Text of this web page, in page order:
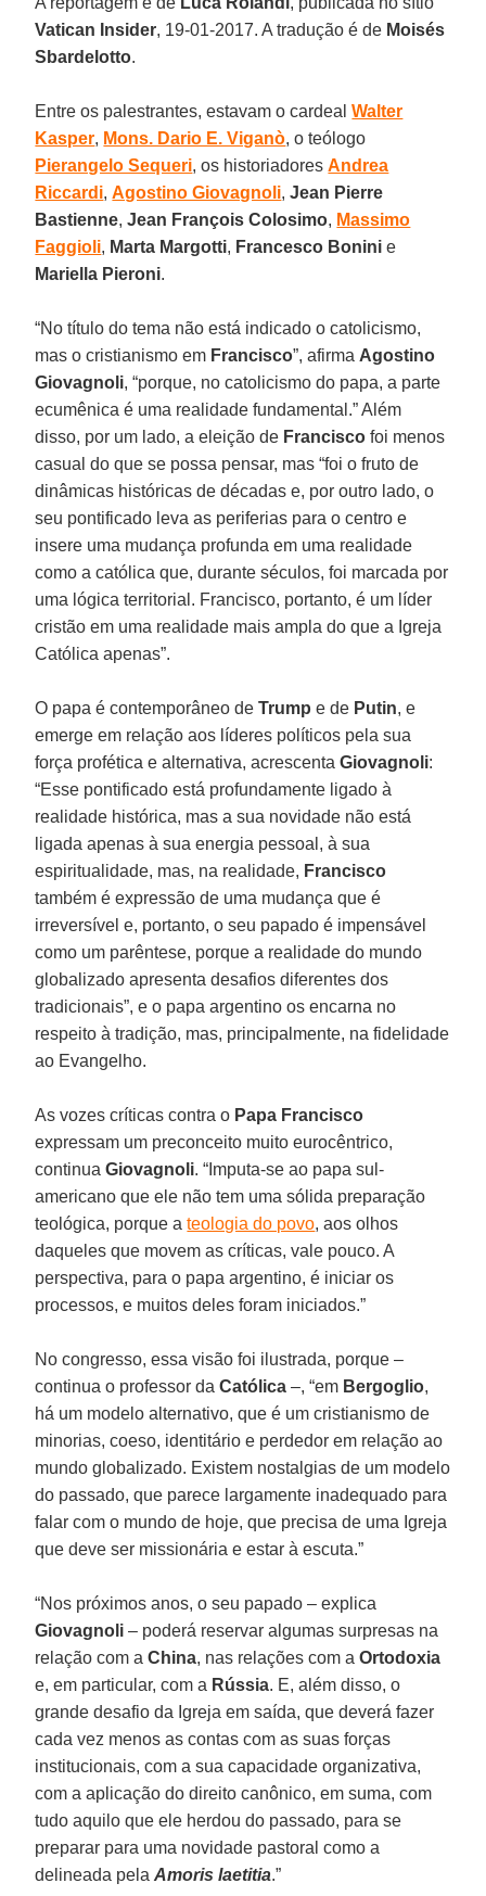
Vatican Insider, 19-01-2017. A tradução é de Moisés
Sbardelotto.
Entre os palestrantes, estavam o cardealWalter
Kasper, Mons. Dario E. Viganò, o teólogo
Pierangelo Sequeri, os historiadoresAndrea
Riccardi,Agostino Giovagnoli,Jean Pierre
Bastienne,Jean François Colosimo, Massimo
Faggioli, Marta Margotti, Francesco Bonini e
Mariella Pieroni.
“No título do tema não está indicado o catolicismo,
mas o cristianismo em Francisco”, afirma Agostino
Giovagnoli, “porque, no catolicismo do papa, a parte
ecumênica é uma realidade fundamental.” Além
disso, por um lado, a eleição de Francisco foi menos
casual do que se possa pensar, mas “foi o fruto de
dinâmicas históricas de décadas e, por outro lado, o
seu pontificado leva as periferias para o centro e
insere uma mudança profunda em uma realidade
como a católica que, durante séculos, foi marcada por
uma lógica territorial. Francisco, portanto, é um líder
cristão em uma realidade mais ampla do que a Igreja
Católica apenas”.
O papa é contemporâneo deTrump e de Putin, e
emerge em relação aos líderes políticos pela sua
força profética e alternativa, acrescentaGiovagnoli:
“Esse pontificado está profundamente ligado à
realidade histórica, mas a sua novidade não está
ligada apenas à sua energia pessoal, à sua
espiritualidade, mas, na realidade, Francisco
também é expressão de uma mudança que é
irreversível e, portanto, o seu papado é impensável
como um parêntese, porque a realidade do mundo
globalizado apresenta desafios diferentes dos
tradicionais”, e o papa argentino os encarna no
respeito à tradição, mas, principalmente, na fidelidade
ao Evangelho.
As vozes críticas contra o Papa Francisco
expressam um preconceito muito eurocêntrico,
continuaGiovagnoli. “Imputa-se ao papa sul-
americano que ele não tem uma sólida preparação
teológica, porque ateologia do povo, aos olhos
daqueles que movem as críticas, vale pouco. A
perspectiva, para o papa argentino, é iniciar os
processos, e muitos deles foram iniciados.”
No congresso, essa visão foi ilustrada, porque –
continua o professor daCatólica –, “em Bergoglio,
há um modelo alternativo, que é um cristianismo de
minorias, coeso, identitário e perdedor em relação ao
mundo globalizado. Existem nostalgias de um modelo
do passado, que parece largamente inadequado para
falar com o mundo de hoje, que precisa de uma Igreja
que deve ser missionária e estar à escuta.”
“Nos próximos anos, o seu papado – explica
Giovagnoli – poderá reservar algumas surpresas na
relação com aChina, nas relações com aOrtodoxia
e, em particular, com a Rússia. E, além disso, o
grande desafio da Igreja em saída, que deverá fazer
cada vez menos as contas com as suas forças
institucionais, com a sua capacidade organizativa,
com a aplicação do direito canônico, em suma, com
tudo aquilo que ele herdou do passado, para se
preparar para uma novidade pastoral como a
delineada pelaAmoris laetitia.”